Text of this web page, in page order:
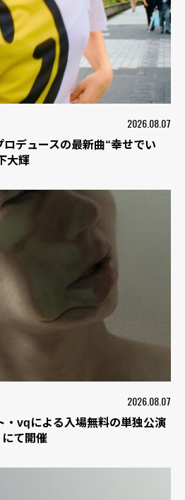
2026.08.07
デュースの最新曲“幸せでい
大輝
2026.08.07
・vqによる入場無料の単独公演
て開催